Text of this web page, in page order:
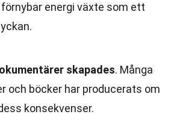
energi växte som ett
skapades. Många
och böcker har producerats om
konsekvenser.